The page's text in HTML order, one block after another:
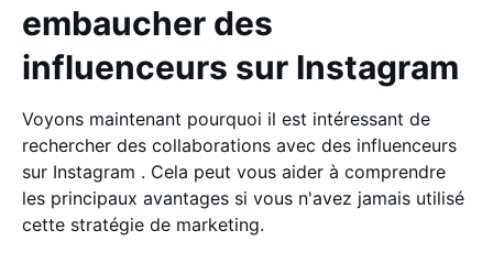
embaucher des
influenceurs sur Instagram
Voyons maintenant pourquoi il est intéressant de
rechercher des collaborations avec des influenceurs
sur Instagram . Cela peut vous aider à comprendre
les principaux avantages si vous n'avez jamais utilisé
cette stratégie de marketing.